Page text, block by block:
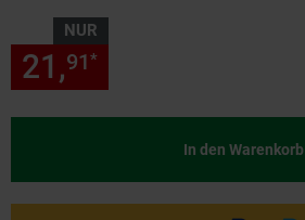
NUR
21,91*
In den Warenkorb